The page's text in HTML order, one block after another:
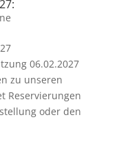
06.02.2027
zu unseren
Reservierungen
oder den